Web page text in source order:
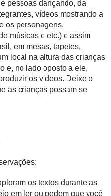
pessoas dançando, da
vídeos mostrando a
os personagens,
músicas e etc.) e assim
em mesas, tapetes,
local na altura das crianças
e, no lado oposto a ele,
os vídeos. Deixe o
as crianças possam se
os textos durante as
em ler ou pedem que você